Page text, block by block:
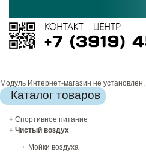
Модуль Интернет-магазин не установлен.
Каталог товаров
+ Спортивное питание
+ Чистый воздух
Мойки воздуха